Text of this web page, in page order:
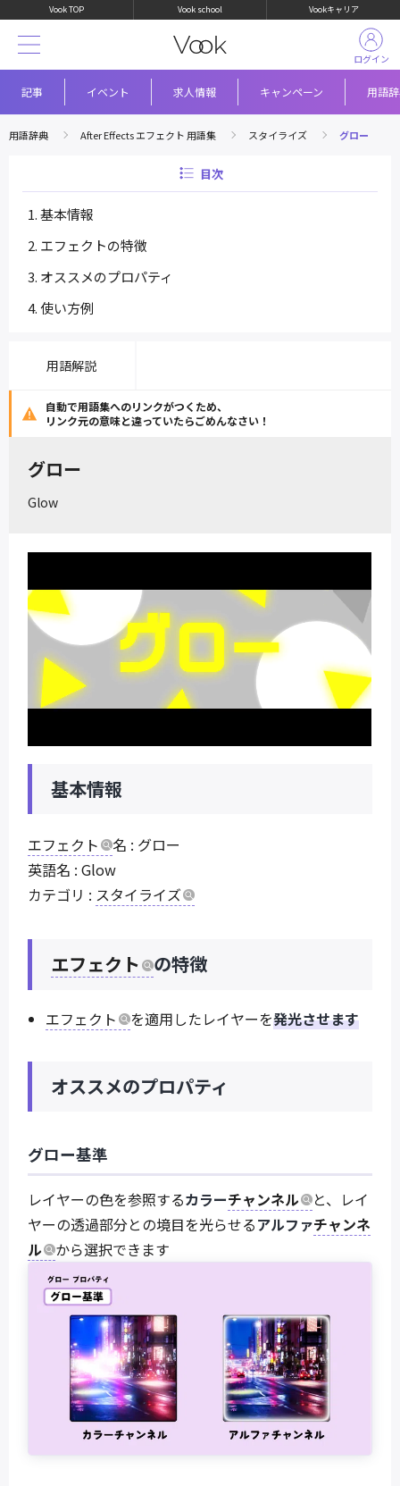
Vook TOP Vook school Vookキャリア
記事 イベント 求人情報 キャンペーン 用語
ログイン
用語辞典 After Effects エフェクト 用語集 スタイライズ グロー
目次
基本情報
エフェクトの特徴
オススメのプロパティ
使い方例
用語解説
自動で用語集へのリンクがつくため、
リンク元の意味と違っていたらごめんなさい！
グロー
Glow
基本情報
エフェクト
名 : グロー
英語名 : Glow
カテゴリ : スタイライズ
エフェクト の特徴
エフェクト を適用したレイヤーを発光させます
オススメのプロパティ
グロー基準
レイヤーの色を参照するカラーチャンネル
と、レイ
ヤーの透過部分との境目を光らせるアルファチャンネ
ル
から選択できます